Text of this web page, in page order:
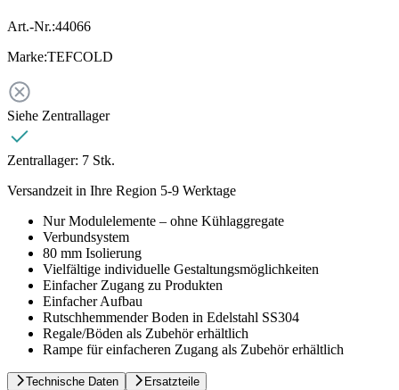
Art.-Nr.:44066
Marke:TEFCOLD
Siehe Zentrallager
Zentrallager: 7 Stk.
Versandzeit in Ihre Region 5-9 Werktage
Nur Modulelemente – ohne Kühlaggregate
Verbundsystem
80 mm Isolierung
Vielfältige individuelle Gestaltungsmöglichkeiten
Einfacher Zugang zu Produkten
Einfacher Aufbau
Rutschhemmender Boden in Edelstahl SS304
Regale/Böden als Zubehör erhältlich
Rampe für einfacheren Zugang als Zubehör erhältlich
Technische Daten Ersatzteile